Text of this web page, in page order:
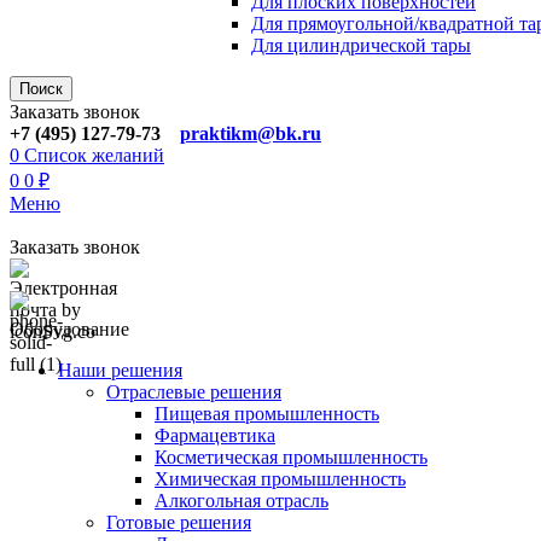
Для прямоугoльной/квадратной
Для цилиндрической тaры
Поиск
Заказать звонок
+7 (495) 127-79-73
praktikm@bk.ru
0 Список желаний
0 0 ₽
Меню
Заказать звонок
Оборудование
Наши решения
Отраслевые решения
Пищевая промышленность
Фармацевтика
Косметическая промышленность
Химическая промышленность
Алкогольная отрасль
Готовые решения